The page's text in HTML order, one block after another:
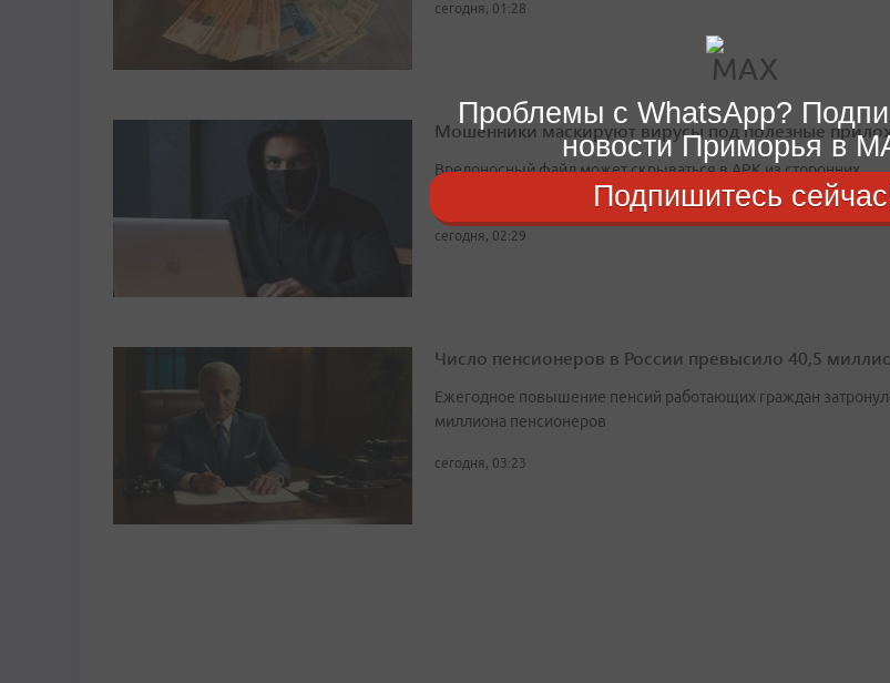
сегодня, 01:28
Мошенники маскируют вирусы под полезные
Вредоносный файл может скрываться в APK из сторонних
сегодня, 02:29
Число пенсионеров в России превысило 40,5
Ежегодное повышение пенсий работающих граждан
миллиона пенсионеров
сегодня, 03:23
Проблемы с WhatsApp?
новости Приморья в
Подпишитесь